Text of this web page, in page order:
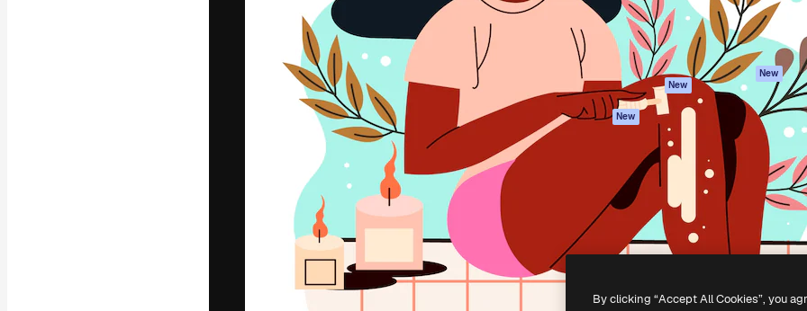
Gerador de vídeos
Texto para voz
Conteúdo de stock
MCP para
Claude/ChatGPT
New
Agentes New
ferramentas
condições
Política de
privacidade
Originais
New
Política de
Central de
confiabilidade
Afiliados
Empresas
Freepik Company S.L.U. Todos os direitos reservados.
By clicking “Accept All Cookies”, you